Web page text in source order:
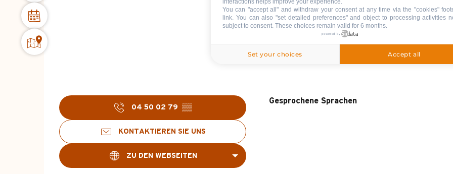
04 50 02 79 ▒▒
KONTAKTIEREN SIE UNS
ZU DEN WEBSEITEN
Gesprochene Sprachen
Gesprochene Sprachen
interactions helps improve your experience.
You can "accept all" and withdraw your consent at any time via the "cookies"
link. You can also "set detailed preferences" and object to processing activities
subject to consent. These choices remain valid for 6 months.
powered by
Set your choices Accept all